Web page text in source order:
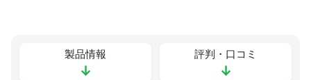
製品情報
↓
評判・口コミ
↓